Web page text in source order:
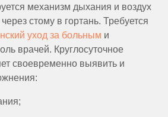
механизм дыхания и воздух
стому в гортань. Требуется
уход за больным и
врачей. Круглосуточное
своевременно выявить и